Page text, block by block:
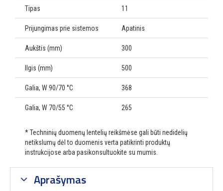
Tipas 11
Prijungimas prie sistemos Apatinis
Aukštis (mm) 300
Ilgis (mm) 500
Galia, W 90/70 °C 368
Galia, W 70/55 °C 265
* Techninių duomenų lentelių reikšmėse gali būti nedidelių
netikslumų dėl to duomenis verta patikrinti produktų
instrukcijose arba pasikonsultuokite su mumis.
Aprašymas